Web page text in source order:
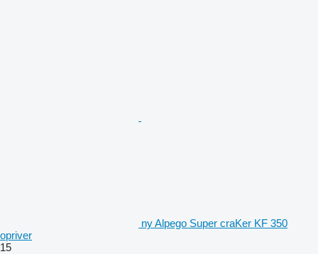
ny Alpego Super craKer KF 350
opriver
15